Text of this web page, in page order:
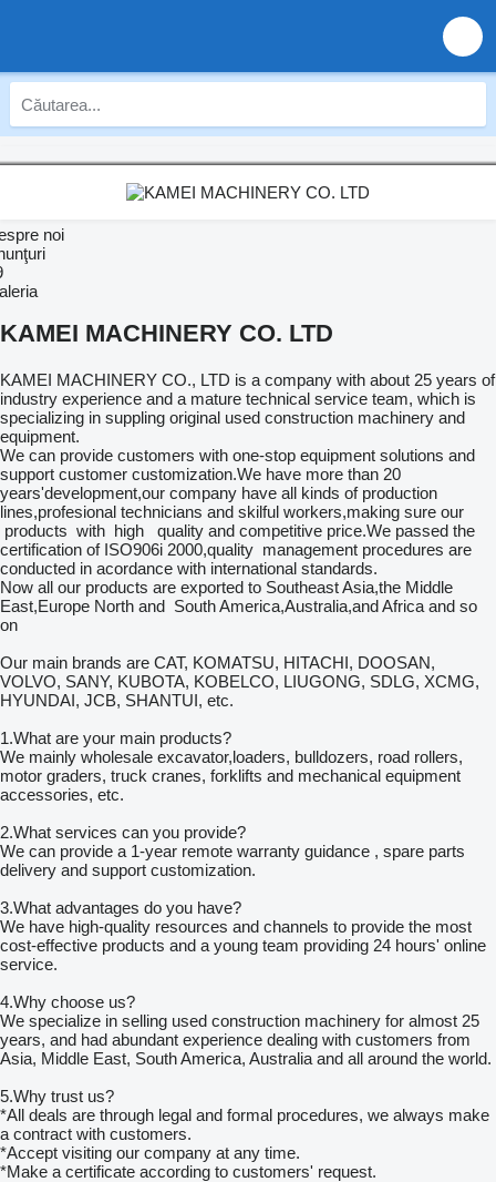
noi
KAMEI MACHINERY CO. LTD
KAMEI MACHINERY CO., LTD is a company with about 25 years of
industry experience and a mature technical service team, which is
specializing in suppling original used construction machinery and
equipment.
We can provide customers with one-stop equipment solutions and
support customer customization.We have more than 20
years'development,our company have all kinds of production
lines,profesional technicians and skilful workers,making sure our
products with high quality and competitive price.We passed the
certification of ISO906i 2000,quality management procedures are
conducted in acordance with international standards.
Now all our products are exported to Southeast Asia,the Middle
East,Europe North and South America,Australia,and Africa and so
on
Our main brands are CAT, KOMATSU, HITACHI, DOOSAN,
VOLVO, SANY, KUBOTA, KOBELCO, LIUGONG, SDLG, XCMG,
HYUNDAI, JCB, SHANTUI, etc.
1.What are your main products?
We mainly wholesale excavator,loaders, bulldozers, road rollers,
motor graders, truck cranes, forklifts and mechanical equipment
accessories, etc.
2.What services can you provide?
We can provide a 1-year remote warranty guidance , spare parts
delivery and support customization.
3.What advantages do you have?
We have high-quality resources and channels to provide the most
cost-effective products and a young team providing 24 hours' online
service.
4.Why choose us?
We specialize in selling used construction machinery for almost 25
years, and had abundant experience dealing with customers from
Asia, Middle East, South America, Australia and all around the world.
5.Why trust us?
*All deals are through legal and formal procedures, we always make
a contract with customers.
*Accept visiting our company at any time.
*Make a certificate according to customers' request.